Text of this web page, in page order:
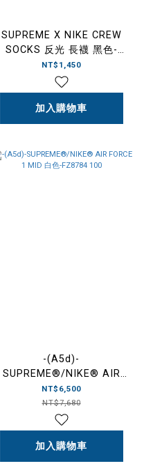
SUPREME X NIKE CREW
SOCKS 反光 長襪 黑色-
FZ6792-010
NT$1,450
加入購物車
-(A5d)-
SUPREME®/NIKE® AIR
FORCE 1 MID 白色-FZ8784
100
NT$6,500
NT$7,680
加入購物車